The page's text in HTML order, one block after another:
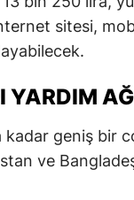
Mersin
İzmir
Kars
Kastamonu
sitesi,
YARDIM
geniş bir
ve